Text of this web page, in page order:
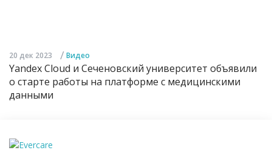
20 дек 2023 / Видео
Yandex Cloud и Сеченовский университет объявили
о старте работы на платформе с медицинскими
данными